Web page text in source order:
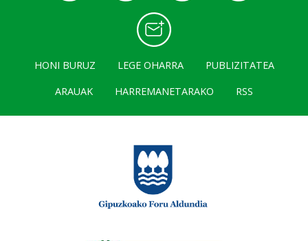
HONI BURUZ LEGE OHARRA
PUBLIZITATEA
ARAUAK
HARREMANETARAKO RSS